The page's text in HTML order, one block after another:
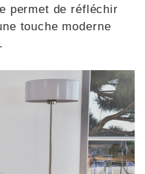
permet de réfléchir
touche moderne